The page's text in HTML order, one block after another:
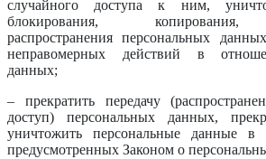
случайного доступа к ним,
блокирования, копирования,
распространения персональных
неправомерных действий в
данных;
– прекратить передачу
доступ) персональных данных,
уничтожить персональные данные в
предусмотренных Законом о